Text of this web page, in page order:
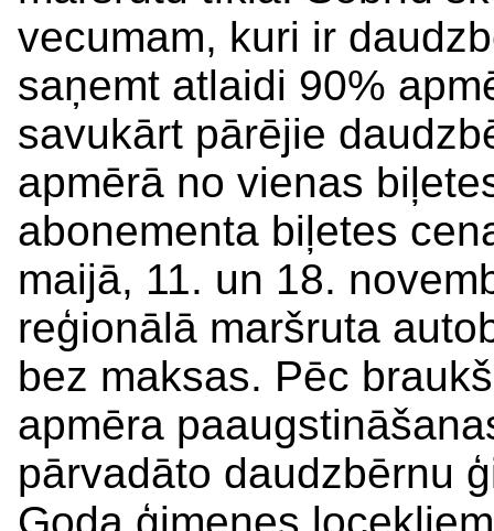
vecumam, kuri ir
saņemt atlaidi 90%
savukārt pārējie
apmērā no vienas
abonementa biļetes
maijā, 11. un 18.
reģionālā maršruta
bez maksas. Pēc
apmēra
pārvadāto daudzbērnu
Goda ģimenes